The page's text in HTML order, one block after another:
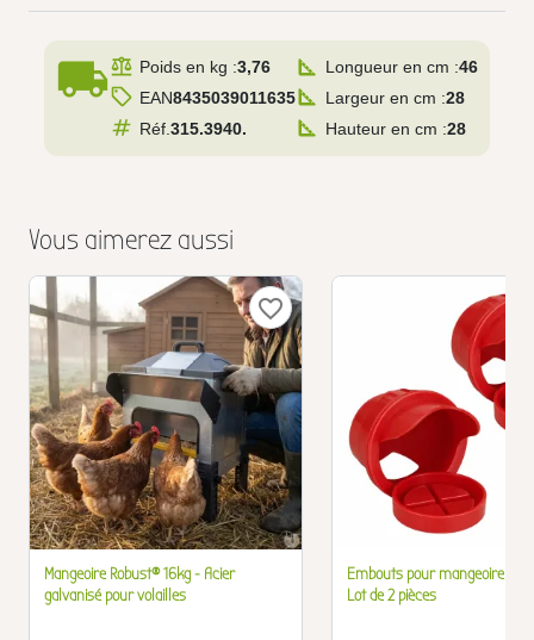
local_shipping Poids en kg :3,76
EAN8435039011635
Réf. 315.3940.
Longueur en cm :46
Largeur en cm :28
Hauteur en cm :28
Vous aimerez aussi
favorite_border
Mangeoire Robust® 16kg - Acier
galvanisé pour volailles
Embouts pour mangeoire à
Lot de 2 pièces